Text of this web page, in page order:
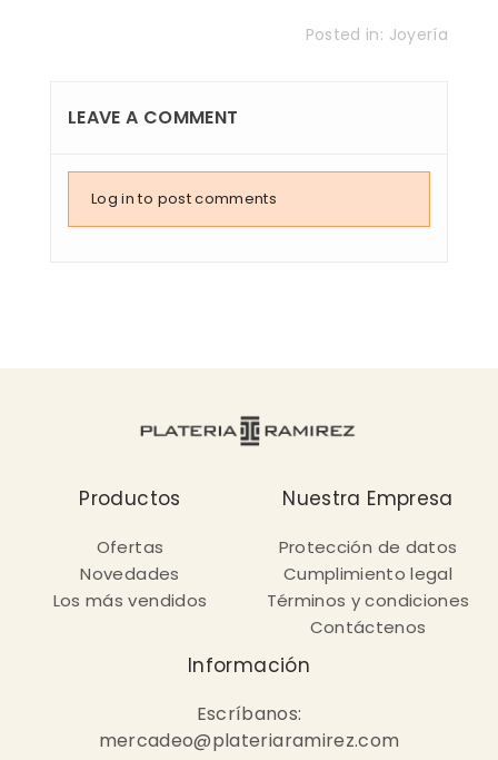
Posted in: Joyería
LEAVE A COMMENT
Log in to post comments
Productos
Ofertas
Novedades
Los más vendidos
Nuestra Empresa
Protección de datos
Cumplimiento legal
Términos y condiciones
Contáctenos
Información
Escríbanos:
mercadeo@plateriaramirez.com